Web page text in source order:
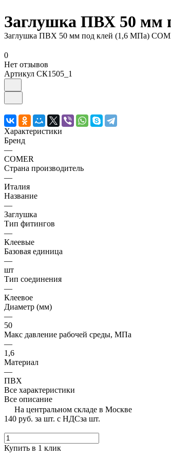
Заглушка ПВХ 50 мм
Заглушка ПВХ 50 мм под клей (1,6 МПа)
0
Нет отзывов
Артикул СК1505_1
Характеристики
Бренд
—
COMER
Страна производитель
—
Италия
Название
—
Заглушка
Тип фитингов
—
Клеевые
Базовая единица
—
шт
Тип соединения
—
Клеевое
Диаметр (мм)
—
50
Макс давление рабочей среды, МПа
—
1,6
Материал
—
ПВХ
Все характеристики
Все описание
На центральном складе в Москве
140 руб. за шт. с НДСза шт.
Купить в 1 клик